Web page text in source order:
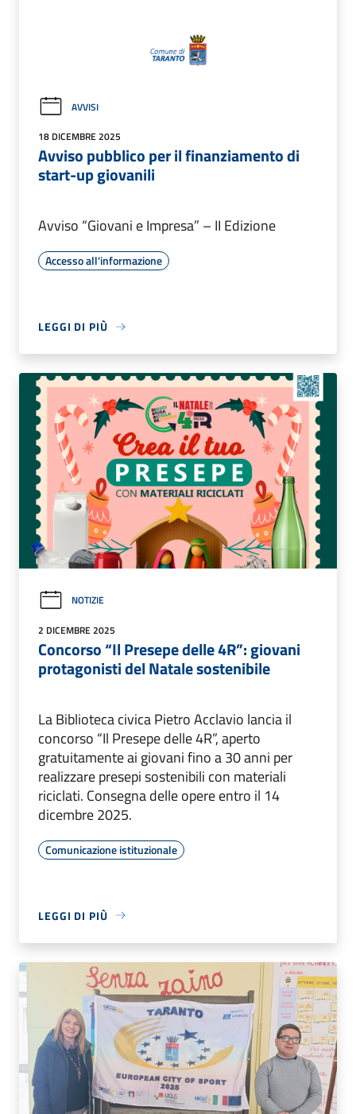
AVVISI
18 DICEMBRE 2025
Avviso pubblico per il finanziamento di
start-up giovanili
Avviso “Giovani e Impresa” – II Edizione
Accesso all'informazione
LEGGI DI PIÙ
NOTIZIE
2 DICEMBRE 2025
Concorso “Il Presepe delle 4R”: giovani
protagonisti del Natale sostenibile
La Biblioteca civica Pietro Acclavio lancia il
concorso “Il Presepe delle 4R”, aperto
gratuitamente ai giovani fino a 30 anni per
realizzare presepi sostenibili con materiali
riciclati. Consegna delle opere entro il 14
dicembre 2025.
Comunicazione istituzionale
LEGGI DI PIÙ